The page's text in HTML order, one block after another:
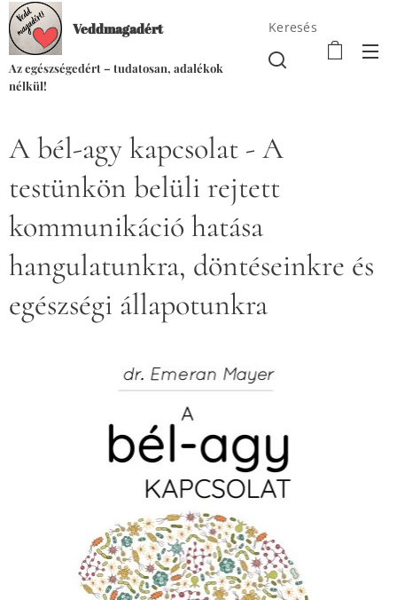
Veddmagadért
Az egészségedért – tudatosan, adalékok
nélkül!
Keresés
A bél-agy kapcsolat - A
testünkön belüli rejtett
kommunikáció hatása
hangulatunkra, döntéseinkre és
egészségi állapotunkra